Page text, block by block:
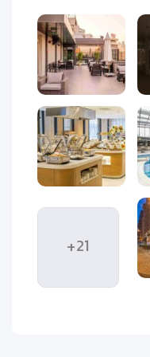
یکی از
بی‌اوغلو
خود در نزدیکی
بسیار شناخته‌شده و
مراکز خرید بزرگ،
استانبول، باعث
در مرکز شهر باشد.
و الهام‌گرفته از
لابی شیک آن، حس نظم،
خدمات حرفه‌ای، فضای
و بی‌دغدغه را برای
مانند رستوران بین‌المللی،
+21